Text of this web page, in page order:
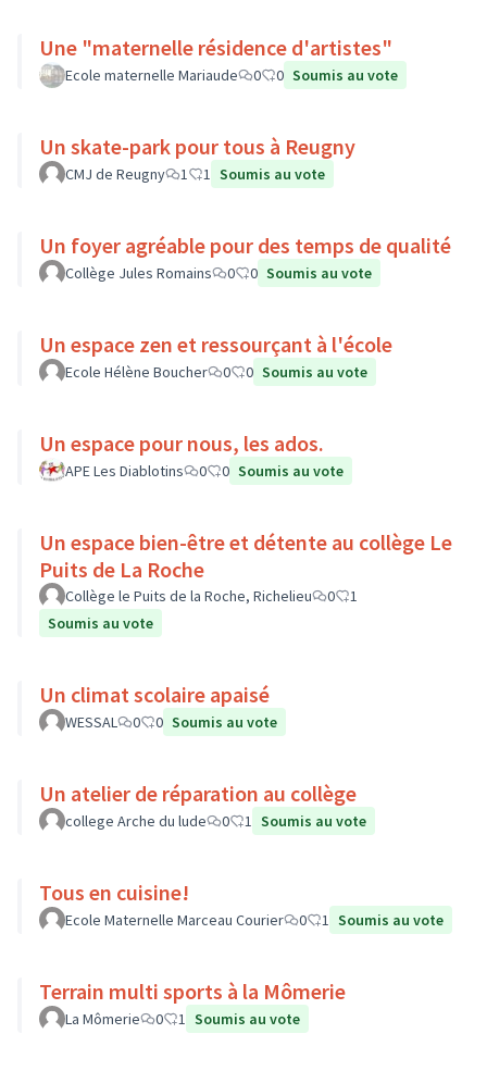
Une "maternelle résidence d'artistes"
Ecole maternelle Mariaude 0 0 Soumis au vote
Un skate-park pour tous à Reugny
CMJ de Reugny 1 1 Soumis au vote
Un foyer agréable pour des temps de qualité
Collège Jules Romains 0 0 Soumis au vote
Un espace zen et ressourçant à l'école
Ecole Hélène Boucher 0 0 Soumis au vote
Un espace pour nous, les ados.
APE Les Diablotins 0 0 Soumis au vote
Un espace bien-être et détente au collège Le
Puits de La Roche
Collège le Puits de la Roche, Richelieu 0
1
Soumis au vote
Un climat scolaire apaisé
WESSAL 0 0 Soumis au vote
Un atelier de réparation au collège
college Arche du lude 0 1 Soumis au vote
Tous en cuisine!
Ecole Maternelle Marceau Courier 0 1 Soumis au vote
Terrain multi sports à la Mômerie
La Mômerie 0 1 Soumis au vote